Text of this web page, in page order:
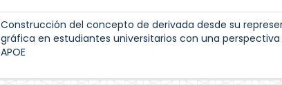
Construcción del concepto de derivada desde su
gráfica en estudiantes universitarios con una
APOE